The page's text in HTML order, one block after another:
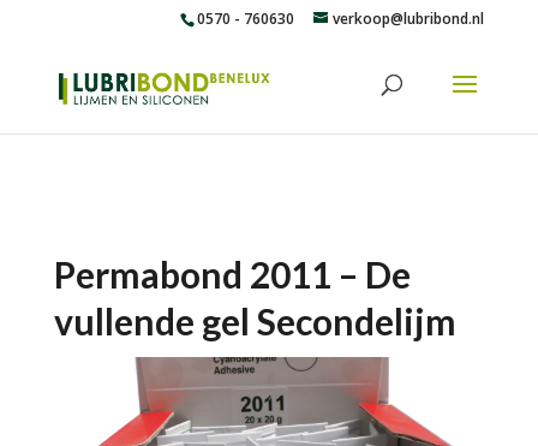
0570 - 760630 verkoop@lubribond.nl
Permabond 2011 – De
vullende gel Secondelijm